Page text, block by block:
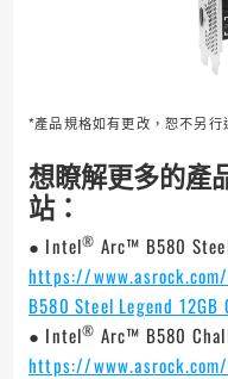
*產品規格如有更改，恕不另行
想瞭解更多的產
站：
● Intel® Arc™ B580
https://
B580 Steel Legend
● Intel® Arc™ B580
https://